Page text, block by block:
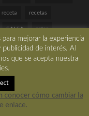
receta recetas
SALSA setas
sin lactosa TARTA
VINAGRETA yogur
por LBM Diseño Web
mejorar la experiencia
de interés. Al
que se acepta nuestra
conocer cómo cambiar la
enlace.